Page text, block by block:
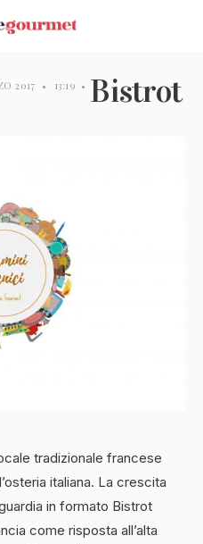
2017 • 13:19 • Bistrot
tradizionale francese
italiana. La crescita
in formato Bistrot
come risposta all’alta